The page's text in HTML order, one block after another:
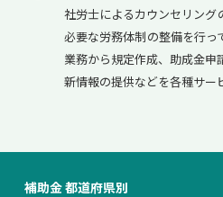
社労士によるカウンセリング
必要な労務体制の整備を行っ
業務から規定作成、助成金
新情報の提供などを各種サー
補助金 都道府県別